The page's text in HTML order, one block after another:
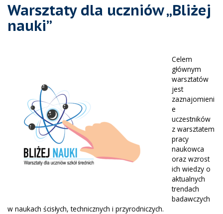
Warsztaty dla uczniów „Bliżej
nauki”
Celem
głównym
warsztatów
jest
zaznajomieni
e
uczestników
z warsztatem
pracy
naukowca
oraz wzrost
ich wiedzy o
aktualnych
trendach
badawczych
w naukach ścisłych, technicznych i przyrodniczych.